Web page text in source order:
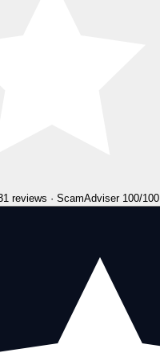
reviews · ScamAdviser 100/100